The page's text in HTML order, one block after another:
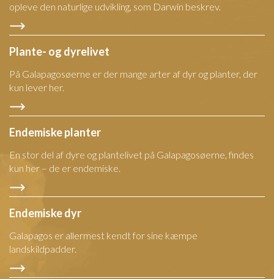
opleve den naturlige udvikling, som Darwin beskrev.
Plante- og dyrelivet
På Galapagosøerne er der mange arter af dyr og planter, der
kun lever her.
Endemiske planter
En stor del af dyre og plantelivet på Galapagosøerne, findes
kun her – de er endemiske.
Endemiske dyr
Galapagos er allermest kendt for sine kæmpe
landskildpadder.